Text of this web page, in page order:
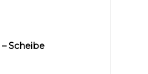
– Scheibe